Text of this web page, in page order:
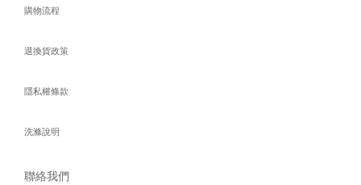
購物流程
退換貨政策
隱私權條款
洗滌說明
聯絡我們